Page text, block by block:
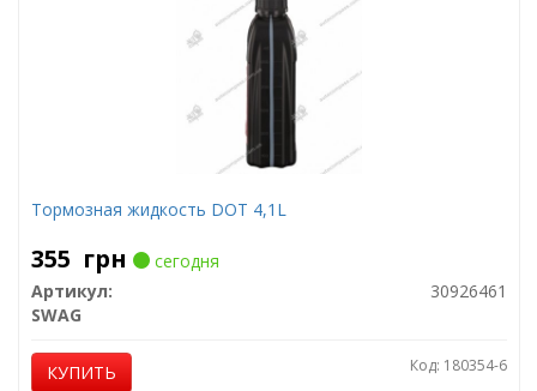
Тормозная жидкость DOT 4,1L
355 грн
сегодня
Артикул:
30926461
SWAG
КУПИТЬ Код: 180354-6